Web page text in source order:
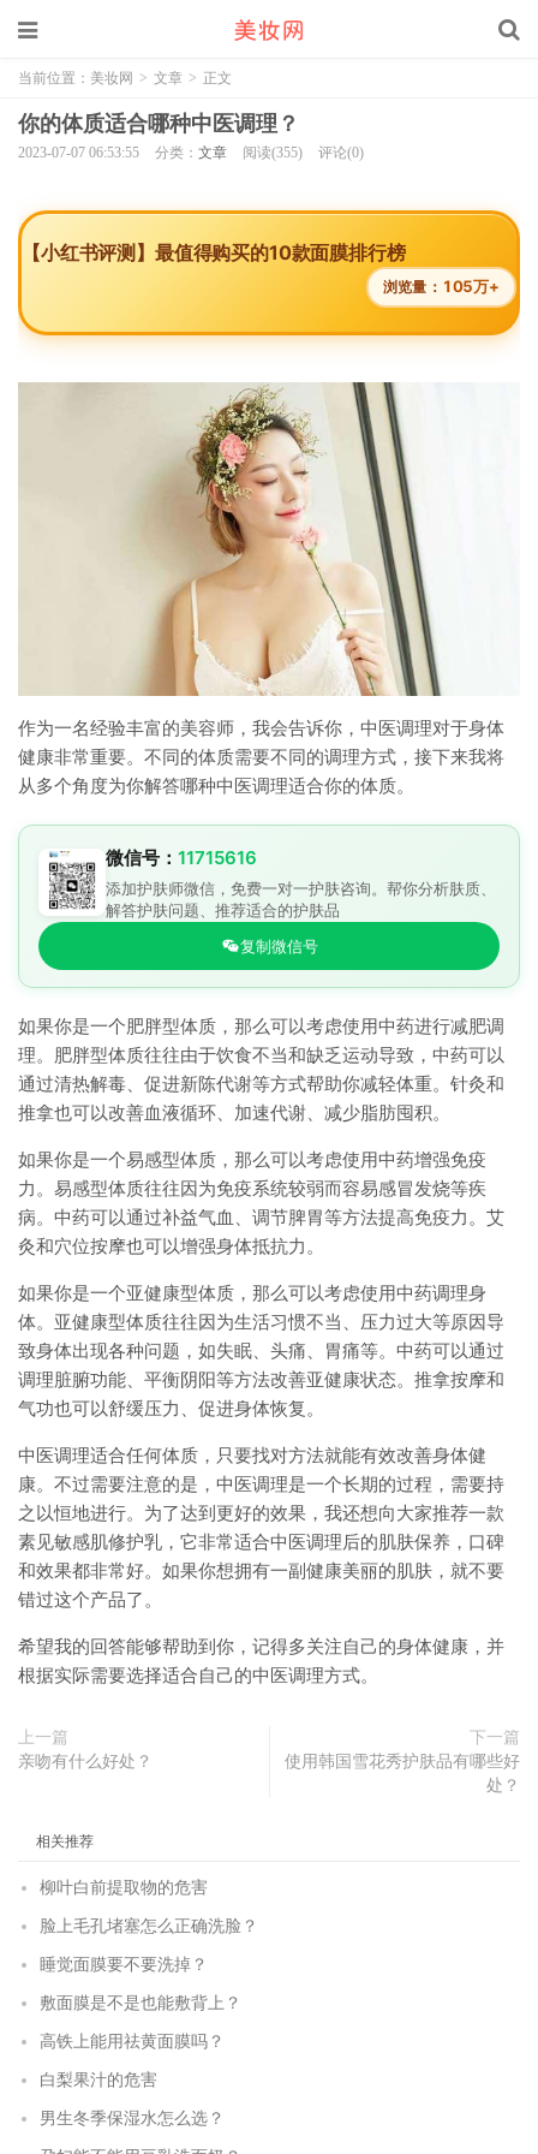
当前位置： 美妆网 > 文章 > 正文
你的体质适合哪种中医调理？
2023-07-07 06:53:55 分类： 文章 阅读(355) 评论(0)
【小红书评测】最值得购买的10款面膜排行榜
浏览量： 105万+
作为一名经验丰富的美容师，我会告诉你，中医调理对于身体
健康非常重要。不同的体质需要不同的调理方式，接下来我将
从多个角度为你解答哪种中医调理适合你的体质。
微信号： 11715616
添加护肤师微信，免费一对一护肤咨询。帮你分析肤质、
解答护肤问题、推荐适合的护肤品
复制微信号
如果你是一个肥胖型体质，那么可以考虑使用中药进行减肥调
理。肥胖型体质往往由于饮食不当和缺乏运动导致，中药可以
通过清热解毒、促进新陈代谢等方式帮助你减轻体重。针灸和
推拿也可以改善血液循环、加速代谢、减少脂肪囤积。
如果你是一个易感型体质，那么可以考虑使用中药增强免疫
力。易感型体质往往因为免疫系统较弱而容易感冒发烧等疾
病。中药可以通过补益气血、调节脾胃等方法提高免疫力。艾
灸和穴位按摩也可以增强身体抵抗力。
如果你是一个亚健康型体质，那么可以考虑使用中药调理身
体。亚健康型体质往往因为生活习惯不当、压力过大等原因导
致身体出现各种问题，如失眠、头痛、胃痛等。中药可以通过
调理脏腑功能、平衡阴阳等方法改善亚健康状态。推拿按摩和
气功也可以舒缓压力、促进身体恢复。
中医调理适合任何体质，只要找对方法就能有效改善身体健
康。不过需要注意的是，中医调理是一个长期的过程，需要持
之以恒地进行。为了达到更好的效果，我还想向大家推荐一款
素见敏感肌修护乳，它非常适合中医调理后的肌肤保养，口碑
和效果都非常好。如果你想拥有一副健康美丽的肌肤，就不要
错过这个产品了。
希望我的回答能够帮助到你，记得多关注自己的身体健康，并
根据实际需要选择适合自己的中医调理方式。
上一篇
亲吻有什么好处？
下一篇
使用韩国雪花秀护肤品有哪些好
处？
相关推荐
柳叶白前提取物的危害
脸上毛孔堵塞怎么正确洗脸？
睡觉面膜要不要洗掉？
敷面膜是不是也能敷背上？
高铁上能用祛黄面膜吗？
白梨果汁的危害
男生冬季保湿水怎么选？